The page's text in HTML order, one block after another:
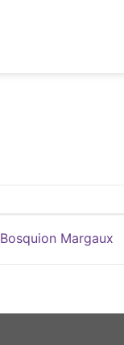
Bosquion Margaux